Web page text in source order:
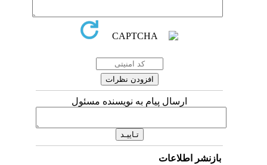
ارسال پیام به نویسنده مسئول
بازنشر اطلاعات